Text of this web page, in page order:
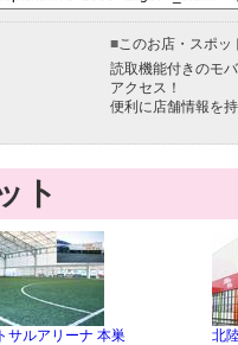
■このお店・スポッ
読取機能付きのモ
アクセス！
便利に店舗情報を
ト
サルアリーナ 本巣
北